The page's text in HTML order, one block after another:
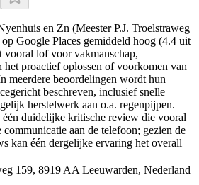
en Zn (Meester P.J. Troelstraweg
Google Places gemiddeld hoog (4.4 uit
lof voor vakmanschap,
proactief oplossen of voorkomen van
meerdere beoordelingen wordt hun
beschreven, inclusief snelle
herstelwerk aan o.a. regenpijpen.
duidelijke kritische review die vooral
communicatie aan de telefoon; gezien de
kan één dergelijke ervaring het overall
159, 8919 AA Leeuwarden, Nederland